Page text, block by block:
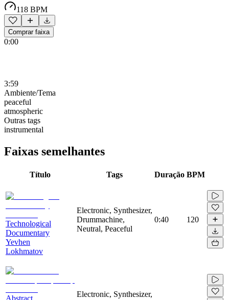
118 BPM
Comprar faixa
0:00
3:59
Ambiente/Tema
peaceful
atmospheric
Outras tags
instrumental
Faixas semelhantes
Título Tags Duração BPM
Technological
Documentary
Yevhen
Lokhmatov
Electronic, Synthesizer,
Drummachine,
Neutral, Peaceful
0:40 120
Abstract
Electronic, Synthesizer,